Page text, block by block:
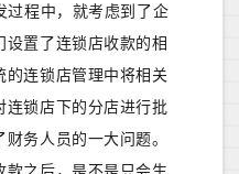
过程中，就考虑到了企
设置了连锁店收款的相
的连锁店管理中将相关
连锁店下的分店进行批
务人员的一大问题。
款之后，是不是只会生